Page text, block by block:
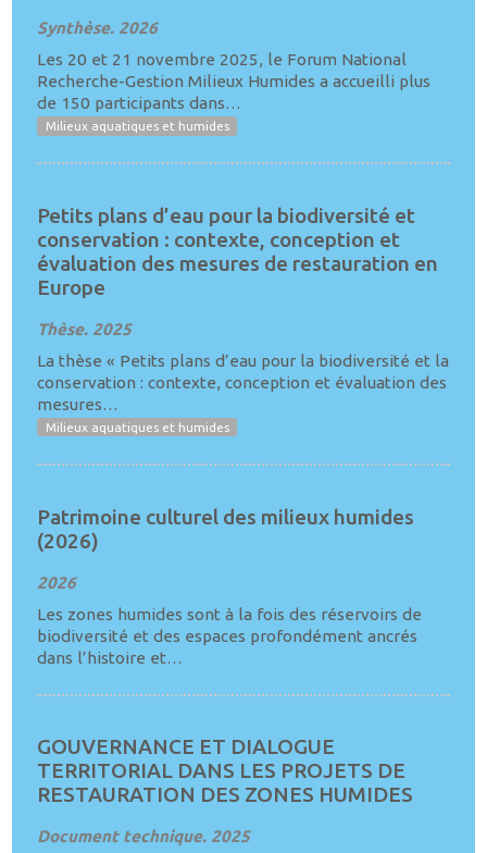
Synthèse. 2026
Les 20 et 21 novembre 2025, le Forum National
Recherche-Gestion Milieux Humides a accueilli plus
de 150 participants dans…
Milieux aquatiques et humides
Petits plans d’eau pour la biodiversité et
conservation : contexte, conception et
évaluation des mesures de restauration en
Europe
Thèse. 2025
La thèse « Petits plans d’eau pour la biodiversité et la
conservation : contexte, conception et évaluation des
mesures…
Milieux aquatiques et humides
Patrimoine culturel des milieux humides
(2026)
2026
Les zones humides sont à la fois des réservoirs de
biodiversité et des espaces profondément ancrés
dans l’histoire et…
GOUVERNANCE ET DIALOGUE
TERRITORIAL DANS LES PROJETS DE
RESTAURATION DES ZONES HUMIDES
Document technique. 2025